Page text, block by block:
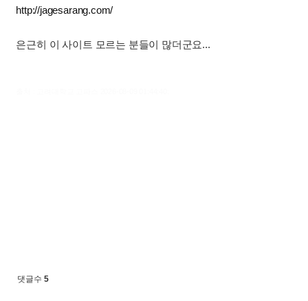
http://jagesarang.com/
은근히 이 사이트 모르는 분들이 많더군요...
댓글수 5